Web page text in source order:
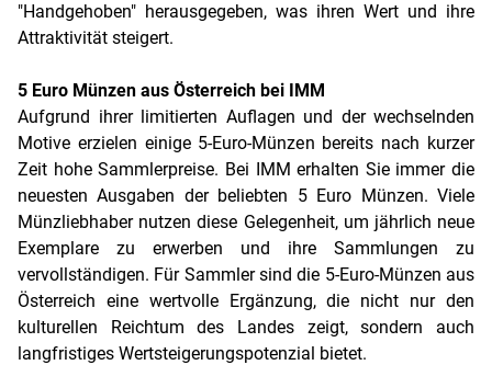
"Handgehoben" herausgegeben, was ihren Wert und ihre
Attraktivität steigert.
5 Euro Münzen aus Österreich bei IMM
Aufgrund ihrer limitierten Auflagen und der wechselnden
Motive erzielen einige 5-Euro-Münzen bereits nach kurzer
Zeit hohe Sammlerpreise. Bei IMM erhalten Sie immer die
neuesten Ausgaben der beliebten 5 Euro Münzen. Viele
Münzliebhaber nutzen diese Gelegenheit, um jährlich neue
Exemplare zu erwerben und ihre Sammlungen zu
vervollständigen. Für Sammler sind die 5-Euro-Münzen aus
Österreich eine wertvolle Ergänzung, die nicht nur den
kulturellen Reichtum des Landes zeigt, sondern auch
langfristiges Wertsteigerungspotenzial bietet.